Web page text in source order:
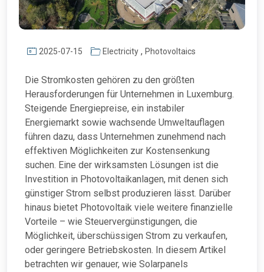
2025-07-15 Electricity , Photovoltaics
Die Stromkosten gehören zu den größten
Herausforderungen für Unternehmen in Luxemburg.
Steigende Energiepreise, ein instabiler
Energiemarkt sowie wachsende Umweltauflagen
führen dazu, dass Unternehmen zunehmend nach
effektiven Möglichkeiten zur Kostensenkung
suchen. Eine der wirksamsten Lösungen ist die
Investition in Photovoltaikanlagen, mit denen sich
günstiger Strom selbst produzieren lässt. Darüber
hinaus bietet Photovoltaik viele weitere finanzielle
Vorteile – wie Steuervergünstigungen, die
Möglichkeit, überschüssigen Strom zu verkaufen,
oder geringere Betriebskosten. In diesem Artikel
betrachten wir genauer, wie Solarpanels